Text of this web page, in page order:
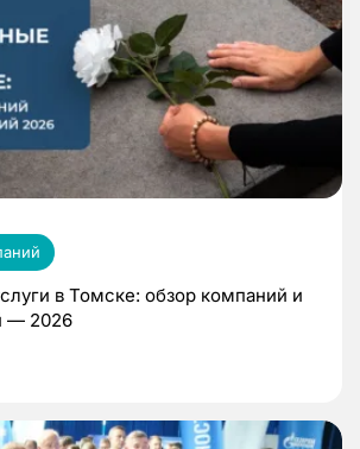
в Томске: обзор компаний и
— 2026